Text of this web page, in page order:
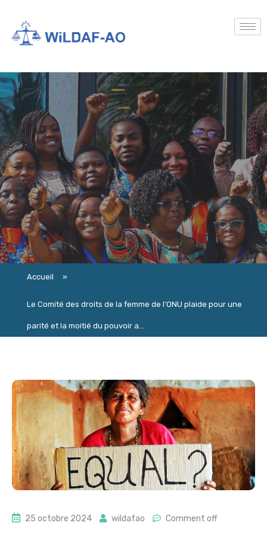
Accueil »
Le Comité des droits de la femme de l’ONU plaide pour une
parité et la moitié du pouvoir a...
25 octobre 2024 wildafao Comment off